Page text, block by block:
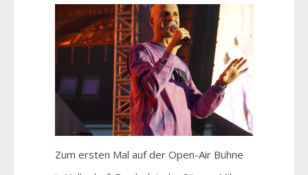
Zum ersten Mal auf der Open-Air Bühne